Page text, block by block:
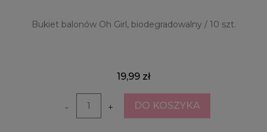
Bukiet balonów Oh Girl, biodegradowalny / 10 szt.
19,99 zł
- + DO KOSZYKA